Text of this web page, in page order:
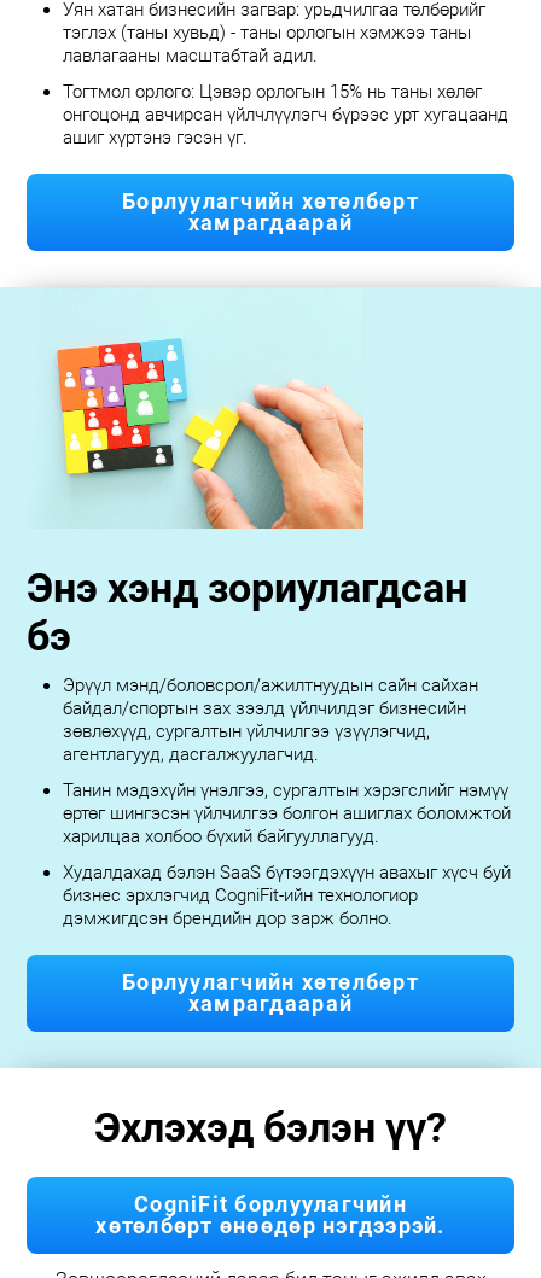
Уян хатан бизнесийн загвар: урьдчилгаа төлбөрийг
тэглэх (таны хувьд) - таны орлогын хэмжээ таны
лавлагааны масштабтай адил.
Тогтмол орлого: Цэвэр орлогын 15% нь таны хөлөг
онгоцонд авчирсан үйлчлүүлэгч бүрээс урт хугацаанд
ашиг хүртэнэ гэсэн үг.
Борлуулагчийн хөтөлбөрт
хамрагдаарай
Энэ хэнд зориулагдсан
бэ
Эрүүл мэнд/боловсрол/ажилтнуудын сайн сайхан
байдал/спортын зах зээлд үйлчилдэг бизнесийн
зөвлөхүүд, сургалтын үйлчилгээ үзүүлэгчид,
агентлагууд, дасгалжуулагчид.
Танин мэдэхүйн үнэлгээ, сургалтын хэрэгслийг нэмүү
өртөг шингэсэн үйлчилгээ болгон ашиглах боломжтой
харилцаа холбоо бүхий байгууллагууд.
Худалдахад бэлэн SaaS бүтээгдэхүүн авахыг хүсч буй
бизнес эрхлэгчид CogniFit-ийн технологиор
дэмжигдсэн брендийн дор зарж болно.
Борлуулагчийн хөтөлбөрт
хамрагдаарай
Эхлэхэд бэлэн үү?
CogniFit борлуулагчийн
хөтөлбөрт өнөөдөр нэгдээрэй.